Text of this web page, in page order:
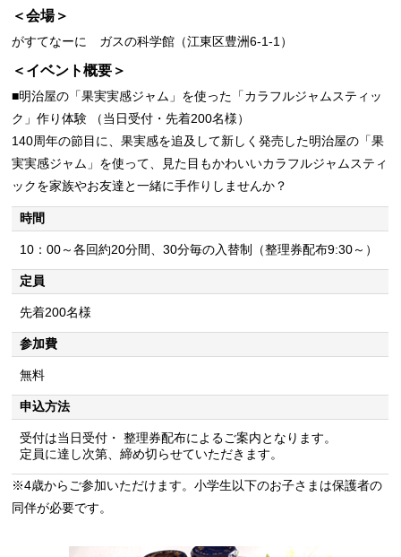
＜会場＞
がすてなーに ガスの科学館（江東区豊洲6-1-1）
＜イベント概要＞
■明治屋の「果実実感ジャム」を使った「カラフルジャムスティッ
ク」作り体験 （当日受付・先着200名様）
140周年の節目に、果実感を追及して新しく発売した明治屋の「果
実実感ジャム」を使って、見た目もかわいいカラフルジャムスティ
ックを家族やお友達と一緒に手作りしませんか？
時間
10：00～各回約20分間、30分毎の入替制（整理券配布9:30～）
定員
先着200名様
参加費
無料
申込方法
受付は当日受付・ 整理券配布によるご案内となります。
定員に達し次第、締め切らせていただきます。
※4歳からご参加いただけます。小学生以下のお子さまは保護者の
同伴が必要です。